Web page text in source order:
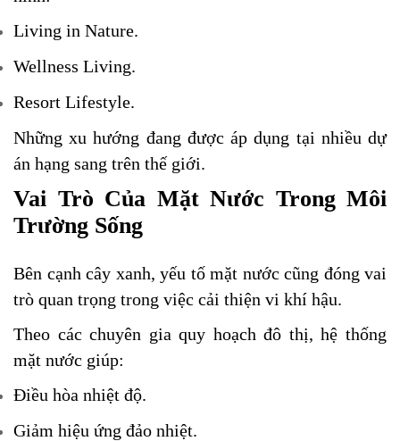
Living in Nature.
Wellness Living.
Resort Lifestyle.
Những xu hướng đang được áp dụng tại nhiều dự
án hạng sang trên thế giới.
Vai Trò Của Mặt Nước Trong Môi
Trường Sống
Bên cạnh cây xanh, yếu tố mặt nước cũng đóng vai
trò quan trọng trong việc cải thiện vi khí hậu.
Theo các chuyên gia quy hoạch đô thị, hệ thống
mặt nước giúp:
Điều hòa nhiệt độ.
Giảm hiệu ứng đảo nhiệt.